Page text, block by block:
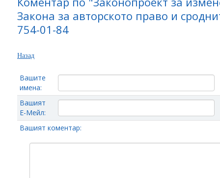
Закона за авторското право и
754-01-84
Назад
Вашите
имена:
Вашият
Е-Мейл:
Вашият коментар: